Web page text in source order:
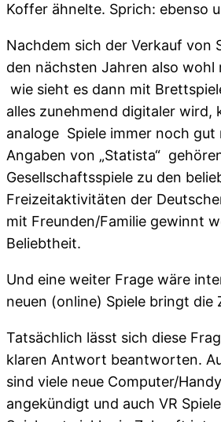
Koffer ähnelte. Sprich: ebenso
Nachdem sich der Verkauf von
den nächsten Jahren also wohl
wie sieht es dann mit
alles zunehmend digitaler wird,
analoge Spiele immer noch gut
Angaben von „Statista“
Gesellschaftsspiele zu den
Freizeitaktivitäten der
mit Freunden/Familie gewinnt
Beliebtheit.
Und eine weiter Frage wäre
neuen (online) Spiele bringt die
Tatsächlich lässt sich diese
klaren Antwort beantworten.
sind viele neue Computer/
angekündigt und auch VR